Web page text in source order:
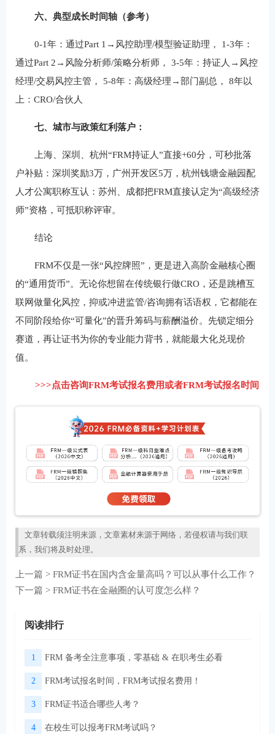
六、典型成长时间轴（参考）
0-1年：通过Part 1→风控助理/模型验证助理， 1-3年：
通过Part 2→风险分析师/策略分析师， 3-5年：持证人→风控
经理/交易风控主管， 5-8年：高级经理→部门副总， 8年以
上：CRO/合伙人
七、城市与政策红利落户：
上海、深圳、杭州“FRM持证人”直接+60分，可秒批落
户补贴：深圳奖励3万，广州开发区5万，杭州钱塘金融园配
人才公寓职称互认：苏州、成都把FRM直接认定为“高级经济
师”资格，可抵职称评审。
结论
FRM不仅是一张“风控牌照”，更是进入高阶金融核心圈
的“通用货币”。无论你想留在传统银行做CRO，还是跳槽互
联网做量化风控，抑或冲进监管/咨询拥有话语权，它都能在
不同阶段给你“可量化”的晋升筹码与薪酬溢价。先锁定细分
赛道，再让证书为你的专业能力背书，就能最大化兑现价
值。
>>>点击咨询FRM考试报名费用或者FRM考试报名时间
文章转载须注明来源，文章素材来源于网络，若侵权请与我们联
系，我们将及时处理。
上一篇 > FRM证书在国内含金量高吗？可以从事什么工作？
下一篇 > FRM证书在金融圈的认可度怎么样？
阅读排行
1 FRM 备考全注意事项，零基础 & 在职考生必看
2 FRM考试报名时间，FRM考试报名费用！
3 FRM证书适合哪些人考？
4 在校生可以报考FRM考试吗？